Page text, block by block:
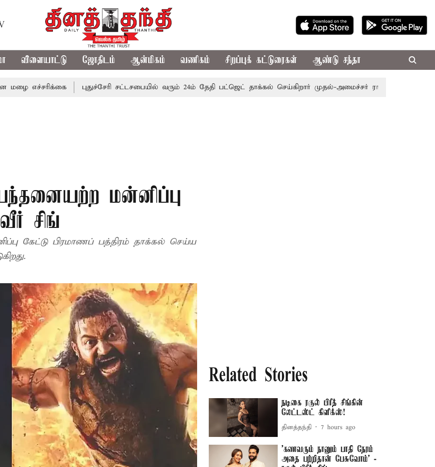
விளையாட்டு ஜோதிடம் ஆன்மிகம் வணிகம் சிறப்புக் கட்டுரைகள் ஆண்டு சந்தா
புதுச்சேரி சட்டசபையில் வரும் 24ம் தேதி பட்ஜெட் தாக்கல் செய்கிறார் முதல்-அமைச்சர் ரங்கசாமி
மன்னிப்பு
சிங்
கேட்டு பிரமாணப் பத்திரம் தாக்கல் செய்ய
Related Stories
நடிகை ரகுல் பிரீத் சிங்கின்
லேட்டஸ்ட் கிளிக்ஸ்!
தினத்தந்தி 7 hours ago
’கணவரும் நானும் பாதி நேரம்
அதை பற்றிதான் பேசுவோம்’ -